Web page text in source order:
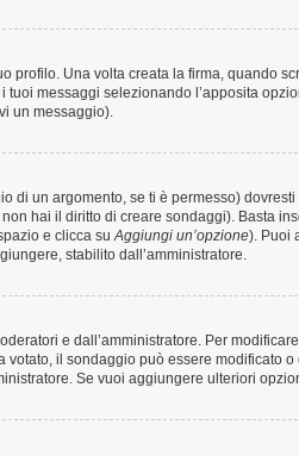
profilo. Una volta creata la firma, quando
tuoi messaggi selezionando l’apposita
un messaggio).
un argomento, se ti è permesso)
hai il diritto di creare sondaggi). Basta
e clicca suAggiungi un’opzione). Puoi
stabilito dall’amministratore.
e dall’amministratore. Per
il sondaggio può essere modificato
Se vuoi aggiungere ulteriori